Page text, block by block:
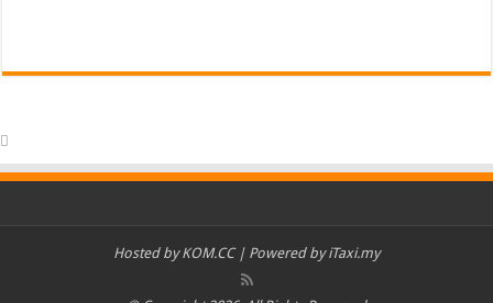
Hosted byKOM.CC| Powered byiTaxi.my